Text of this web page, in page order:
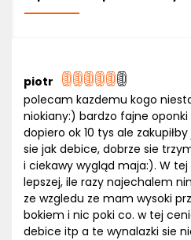
piotr
polecam kazdemu kogo
niokiany:) bardzo fajne
dopiero ok 10 tys ale
sie jak debice, dobrze sie
i ciekawy wygląd maja:). W
lepszej, ile razy najechalem
ze wzgledu ze mam wysoki
bokiem i nic poki co. w tej
debice itp a te wynalazki sie